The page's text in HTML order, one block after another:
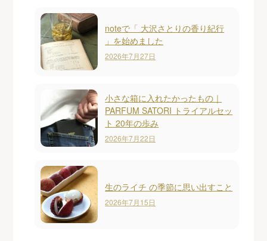
noteで「 大沢さとりの香り紀行
」を始めました
2026年7月27日
小さな箱に入れたかったもの｜
PARFUM SATORI トライアルセッ
ト 20年の歩み
2026年7月22日
生のライチ の季節に思い出すこと
2026年7月15日